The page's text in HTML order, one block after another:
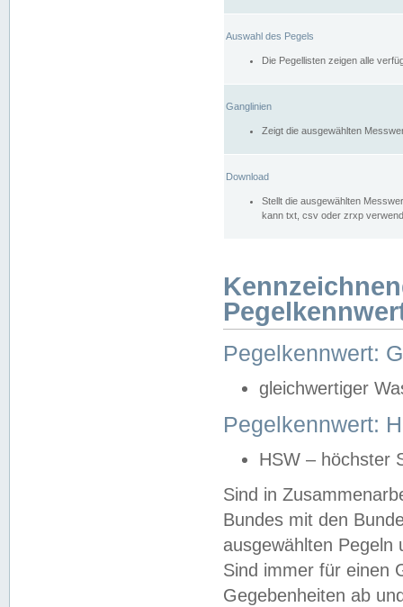
Auswahl des Pegels
Die Pegellisten zeigen alle
Ganglinien
Zeigt die ausgewählten
Download
Stellt die ausgewählten
kann txt, csv oder zrxp
Pegelkennwert:
gleichwertiger
Pegelkennwert:
HSW – höchster
Sind in
Bundes mit den
ausgewählten
Sind immer für einen
Gegebenheiten ab